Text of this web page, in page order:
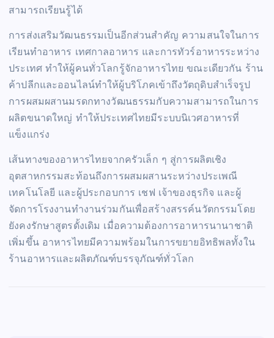
สามารถเรียนรู้ได้
การส่งเสริมวัฒนธรรมเป็นอีกส่วนสำคัญ ความสนใจในการ
เรียนทำอาหาร เทศกาลอาหาร และการทัวร์อาหารระหว่าง
ประเทศ ทำให้ผู้คนทั่วโลกรู้จักอาหารไทย ขณะเดียวกัน ร้าน
ค้าปลีกและออนไลน์ทำให้ผู้บริโภคเข้าถึงวัตถุดิบสำเร็จรูป
การผสมผสานมรดกทางวัฒนธรรมกับความสามารถในการ
ผลิตขนาดใหญ่ ทำให้ประเทศไทยมีระบบนิเวศอาหารที่
แข็งแกร่ง
เส้นทางของอาหารไทยจากครัวเล็ก ๆ สู่การผลิตเชิง
อุตสาหกรรมสะท้อนถึงการผสมผสานระหว่างประเพณี
เทคโนโลยี และผู้ประกอบการ เชฟ เจ้าของธุรกิจ และผู้
จัดการโรงงานทำงานร่วมกันเพื่อสร้างสรรค์นวัตกรรมโดย
ยังคงรักษาสูตรดั้งเดิม เมื่อความต้องการอาหารนานาชาติ
เพิ่มขึ้น อาหารไทยมีความพร้อมในการขยายอิทธิพลทั้งใน
ร้านอาหารและผลิตภัณฑ์บรรจุภัณฑ์ทั่วโลก